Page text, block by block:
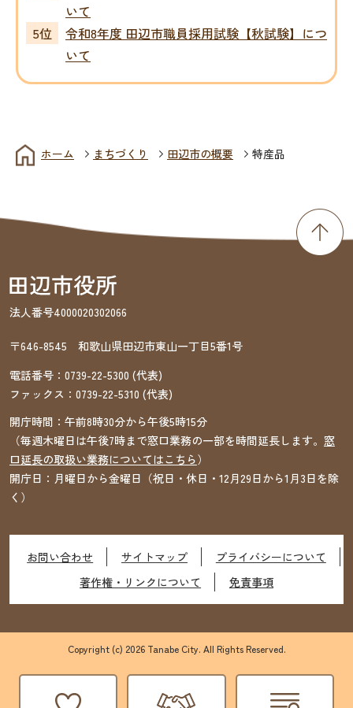
いて
令和8年度 田辺市職員採用試験【秋試験】につ
いて
ホーム まちづくり 田辺市の概要 特産品
法人番号4000020302066
〒646-8545 和歌山県田辺市東山一丁目5番1号
電話番号： 0739-22-5300 (代表)
ファックス： 0739-22-5310 (代表)
開庁時間：午前8時30分から午後5時15分
（毎週木曜日は午後7時まで窓口業務の一部を時間延長します。 窓
口延長の取扱い業務についてはこちら）
開庁日：月曜日から金曜日（祝日・休日・12月29日から1月3日を除
く）
お問い合わせ サイトマップ
プライバシーについて
著作権・リンクについて
免責事項
Copyright (c) 2026 Tanabe City. All Rights Reserved.